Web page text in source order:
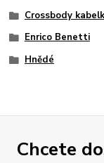
Crossbody
Enrico Benetti
Hnědé
Chcete